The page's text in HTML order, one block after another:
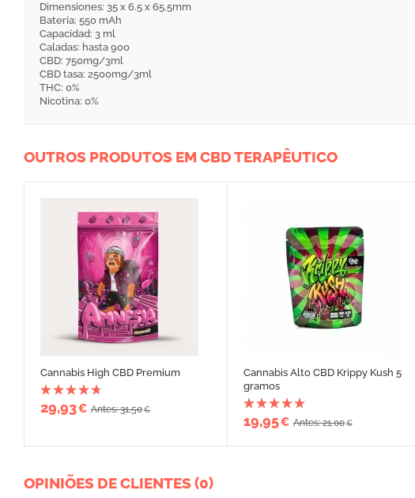
Dimensiones: 35 x 6.5 x 65.5mm
Batería: 550 mAh
Capacidad: 3 ml
Caladas: hasta 900
CBD: 750mg/3ml
CBD tasa: 2500mg/3ml
THC: 0%
Nicotina: 0%
OUTROS PRODUTOS EM CBD TERAPÊUTICO
Cannabis High CBD Premium
29,93€ Antes: 31,50€
Cannabis Alto CBD Krippy Kush 5
gramos
19,95€ Antes: 21,00€
OPINIÕES DE CLIENTES (0)